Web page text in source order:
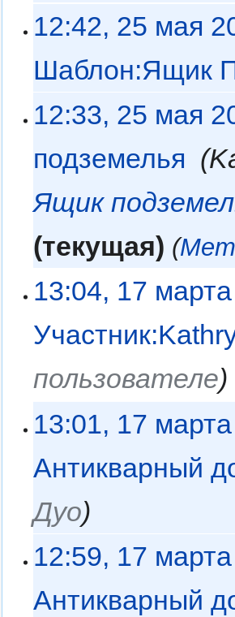
12:42, 25 мая
Шаблон:Ящик
12:33, 25 мая
подземелья
Ящик
текущая
13:04, 17
пользователе
13:01, 17
Антикварный
Дуо
12:59, 17
Антикварный